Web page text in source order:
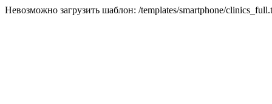
Невозможно загрузить шаблон: /templates/smartphone/